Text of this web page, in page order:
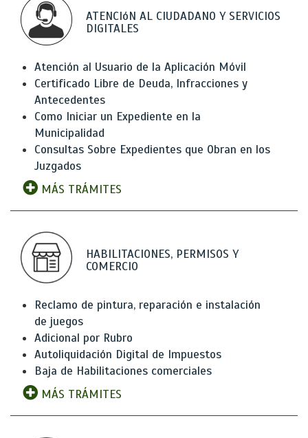
ATENCIóN AL CIUDADANO Y SERVICIOS
DIGITALES
Atención al Usuario de la Aplicación Móvil
Certificado Libre de Deuda, Infracciones y
Antecedentes
Como Iniciar un Expediente en la
Municipalidad
Consultas Sobre Expedientes que Obran en los
Juzgados
MÁS TRÁMITES
HABILITACIONES, PERMISOS Y
COMERCIO
Reclamo de pintura, reparación e instalación
de juegos
Adicional por Rubro
Autoliquidación Digital de Impuestos
Baja de Habilitaciones comerciales
MÁS TRÁMITES